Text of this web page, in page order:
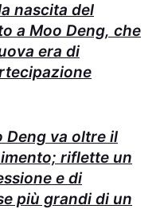
nascita del
a Moo Deng, che
era di
Deng va oltre il
riflette un
e di
più grandi di un